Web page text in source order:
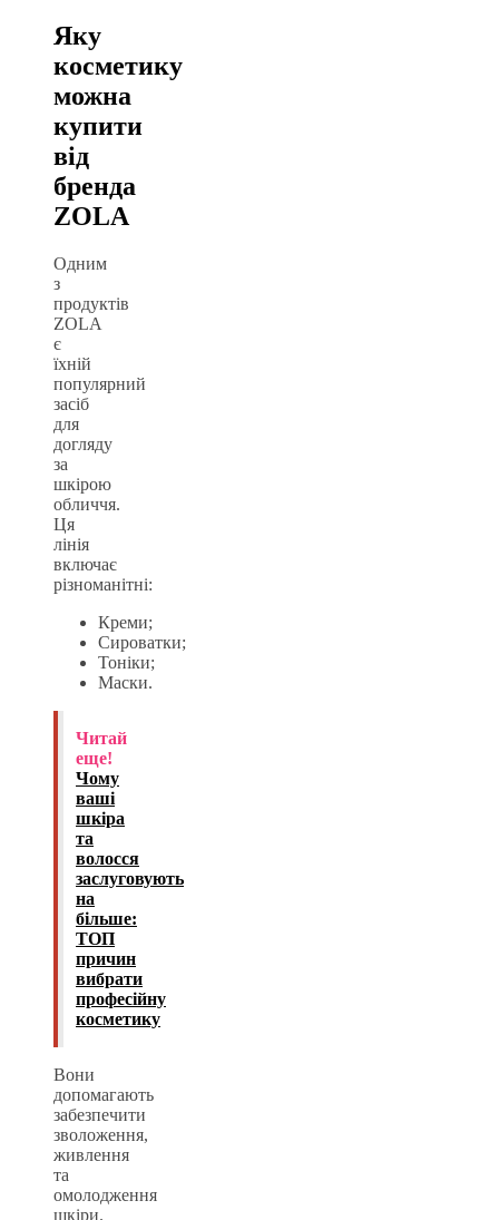
Яку
косметику
можна
купити
від
бренда
ZOLA
Одним
з
продуктів
ZOLA
є
їхній
популярний
засіб
для
догляду
за
шкірою
обличчя.
Ця
лінія
включає
різноманітні:
Креми;
Сироватки;
Тоніки;
Маски.
Читай
еще!
Чому
ваші
шкіра
та
волосся
заслуговують
на
більше:
ТОП
причин
вибрати
професійну
косметику
Вони
допомагають
забезпечити
зволоження,
живлення
та
омолодження
шкіри.